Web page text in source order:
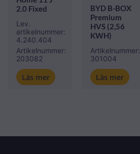
2.0 Fixed
Lev.
artikelnummer:
4.240.404
Artikelnummer:
203082
Läs mer
BYD B-BOX
Premium
HVS (2,56
KWH)
Artikelnummer:
301004
Läs mer